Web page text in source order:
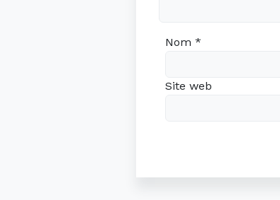
Nom *
Site web